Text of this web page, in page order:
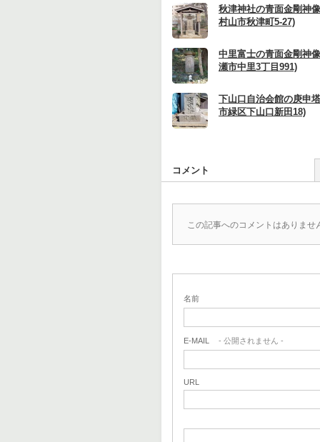
秋津神社の青面金剛神
村山市秋津町5-27)
中里富士の青面金剛神
瀬市中里3丁目991)
下山口自治会館の庚申
市緑区下山口新田18)
コメント
この記事へのコメントはありませ
名前
E-MAIL - 公開されません -
URL